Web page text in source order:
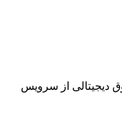
دیجیتالی از سرویس